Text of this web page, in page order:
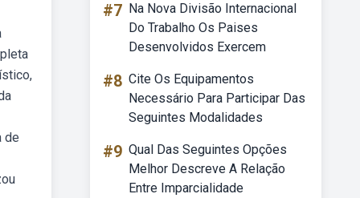
de
#7 Na Nova Divisão Internacional
Do Trabalho Os Paises
Desenvolvidos Exercem
#8 Cite Os Equipamentos
Necessário Para Participar Das
Seguintes Modalidades
#9 Qual Das Seguintes Opções
Melhor Descreve A Relação
Entre Imparcialidade